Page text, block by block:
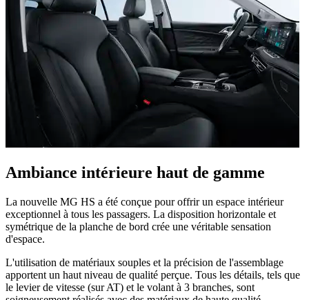
Ambiance intérieure haut de gamme
La nouvelle MG HS a été conçue pour offrir un espace intérieur
exceptionnel à tous les passagers. La disposition horizontale et
symétrique de la planche de bord crée une véritable sensation
d'espace.
L'utilisation de matériaux souples et la précision de l'assemblage
apportent un haut niveau de qualité perçue. Tous les détails, tels que
le levier de vitesse (sur AT) et le volant à 3 branches, sont